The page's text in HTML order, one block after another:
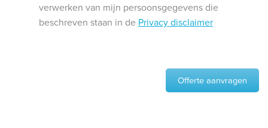
verwerken van mijn persoonsgegevens die
beschreven staan in de Privacy disclaimer
Offerte aanvragen